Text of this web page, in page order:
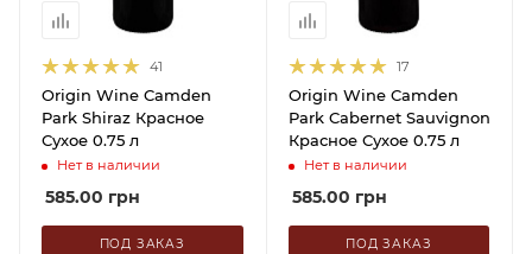
41
Origin Wine Camden
Park Shiraz Красное
Сухое 0.75 л
Нет в наличии
585.00 грн
ПОД ЗАКАЗ
17
Origin Wine Camden
Park Cabernet Sauvignon
Красное Сухое 0.75 л
Нет в наличии
585.00 грн
ПОД ЗАКАЗ